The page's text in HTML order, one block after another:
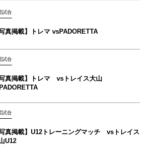
試合
写真掲載】トレマ vsPADORETTA
試合
写真掲載】トレマ vsトレイス大山
試合
写真掲載】U12トレーニングマッチ vsトレイス
U12